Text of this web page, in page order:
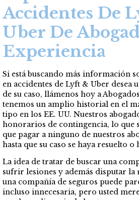
Accidentes De
Uber De
Experiencia
Si está buscando más información
en accidentes de Lyft & Uber desea
de su caso, llámenos hoy a
tenemos un amplio historial en el
tipo en los EE. UU. Nuestros
honorarios de contingencia, lo que
que pagar a ninguno de nuestros
hasta que su caso se haya resuelto
La idea de tratar de buscar una
sufrir lesiones y además disputar
una compañía de seguros puede
incluso innecesaria, pero usted